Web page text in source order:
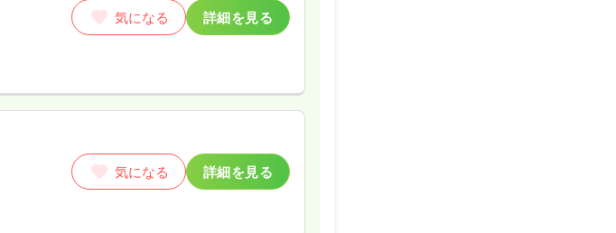
気になる 詳細を見る
気になる 詳細を見る